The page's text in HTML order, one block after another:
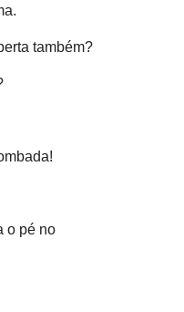
também?
o pé no